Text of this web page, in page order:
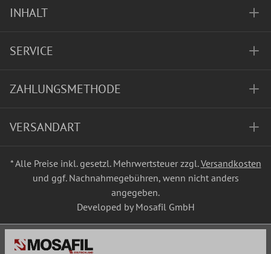
INHALT
SERVICE
ZAHLUNGSMETHODE
VERSANDART
* Alle Preise inkl. gesetzl. Mehrwertsteuer zzgl.Versandkosten
und ggf. Nachnahmegebühren, wenn nicht anders
angegeben.
Developed by Mosafil GmbH